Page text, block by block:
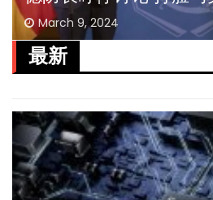
March 9, 2024
最新